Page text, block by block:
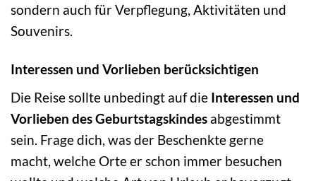
sondern auch für Verpflegung, Aktivitäten und
Souvenirs.
Interessen und Vorlieben berücksichtigen
Die Reise sollte unbedingt auf die Interessen und
Vorlieben des Geburtstagskindes abgestimmt
sein. Frage dich, was der Beschenkte gerne
macht, welche Orte er schon immer besuchen